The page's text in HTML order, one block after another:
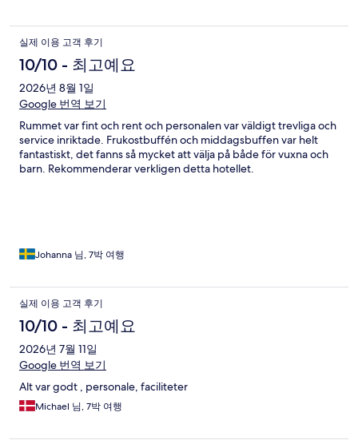
실제 이용 고객 후기
10/10 - 최고예요
2026년 8월 1일
Google 번역 보기
Rummet var fint och rent och personalen var väldigt trevliga och
service inriktade. Frukostbuffén och middagsbuffen var helt
fantastiskt, det fanns så mycket att välja på både för vuxna och
barn. Rekommenderar verkligen detta hotellet.
Johanna 님, 7박 여행
실제 이용 고객 후기
10/10 - 최고예요
2026년 7월 11일
Google 번역 보기
Alt var godt , personale, faciliteter
Michael 님, 7박 여행